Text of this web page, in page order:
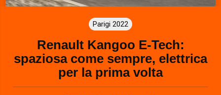
Parigi 2022
Renault Kangoo E-Tech:
spaziosa come sempre, elettrica
per la prima volta